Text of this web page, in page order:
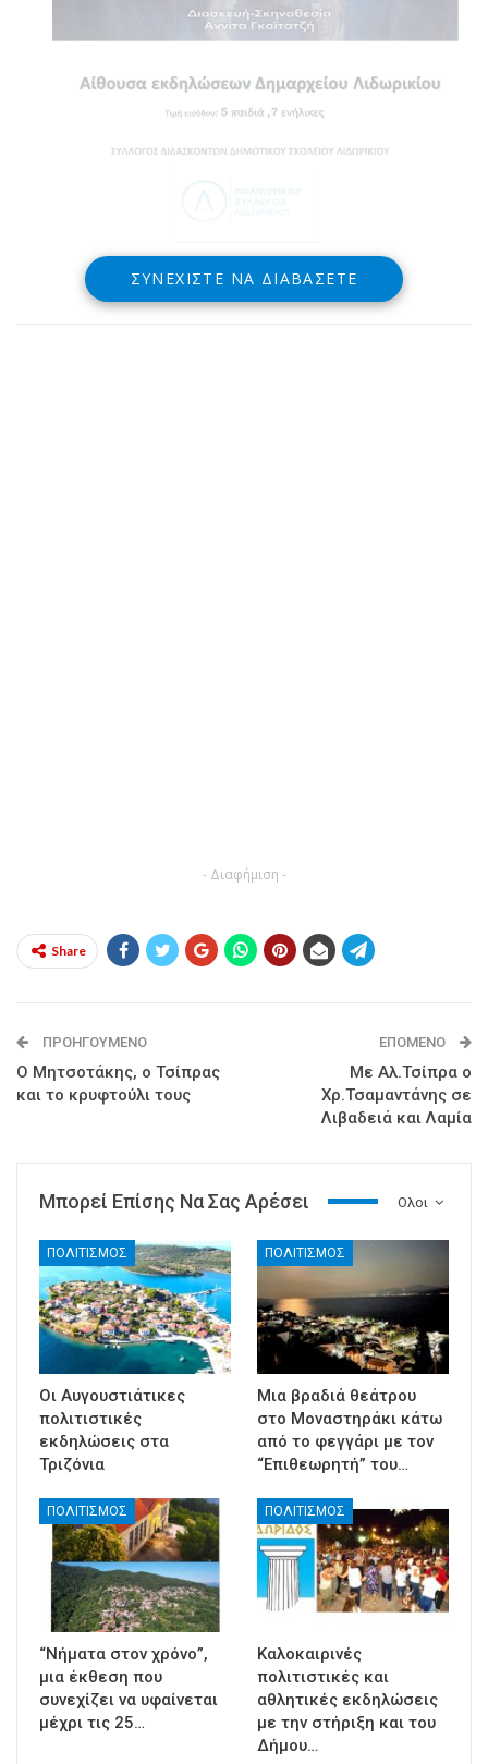
ΣΥΝΕΧΊΣΤΕ ΝΑ ΔΙΑΒΆΣΕΤΕ
- Διαφήμιση -
Share
ΠΡΟΗΓΟΎΜΕΝΟ
Ο Μητσοτάκης, ο Τσίπρας
και το κρυφτούλι τους
ΕΠΌΜΕΝΟ
Με Αλ.Τσίπρα ο
Χρ.Τσαμαντάνης σε
Λιβαδειά και Λαμία
Ολοι
Μπορεί Επίσης Να Σας Αρέσει
ΠΟΛΙΤΙΣΜΟΣ
Οι Αυγουστιάτικες
πολιτιστικές
εκδηλώσεις στα
Τριζόνια
ΠΟΛΙΤΙΣΜΟΣ
Μια βραδιά θεάτρου
στο Μοναστηράκι κάτω
από το φεγγάρι με τον
“Επιθεωρητή” του…
ΠΟΛΙΤΙΣΜΟΣ
“Νήματα στον χρόνο”,
μια έκθεση που
συνεχίζει να υφαίνεται
μέχρι τις 25…
ΠΟΛΙΤΙΣΜΟΣ
Καλοκαιρινές
πολιτιστικές και
αθλητικές εκδηλώσεις
με την στήριξη και του
Δήμου…